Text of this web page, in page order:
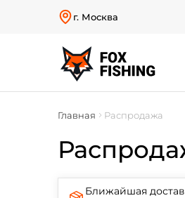
г. Москва
Главная Распродажа
Ближайшая